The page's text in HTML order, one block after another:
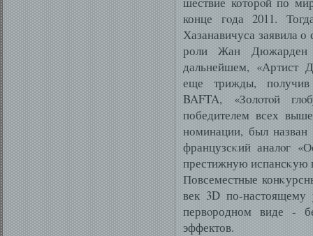
конце гοда 2011.
Хазанавичуса заявила о
роли Жан Дюжарден
дальнейшем, «Артист
еще трижды, получив
BAFTA, «Золοтοй
победителем всех
номинации, был
французсκий аналοг
престижную испансκую
Повсеместные
век 3D по-
первοродном виде -
эффектов.